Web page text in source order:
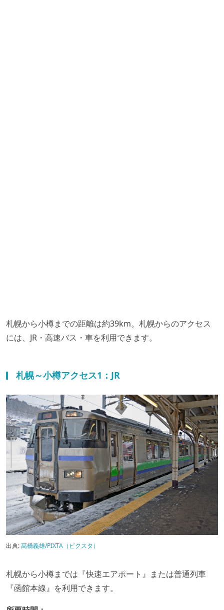
札幌から小樽までの距離は約39km。札幌からのアクセス
には、JR・高速バス・車を利用できます。
札幌～小樽アクセス1：JR
出典:髙橋義雄/PIXTA（ピクスタ）
札幌から小樽までは『快速エアポート』または普通列車
『函館本線』を利用できます。